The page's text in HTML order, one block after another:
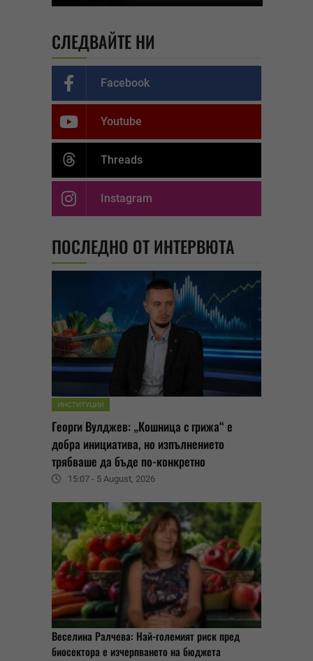
СЛЕДВАЙТЕ НИ
Facebook
Youtube
Threads
Instagram
ПОСЛЕДНО ОТ ИНТЕРВЮТА
ИНСТИТУЦИИ
Георги Вулджев: „Кошница с грижа“ е
добра инициатива, но изпълнението
трябваше да бъде по-конкретно
15:07 - 5 August, 2026
Веселина Ралчева: Най-големият риск пред
биосектора е изчерпването на бюджета